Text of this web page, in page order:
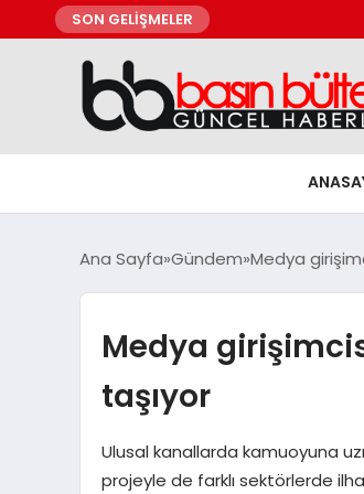
SON GELİŞMELER
Ana Sayfa Gündem Medya
Medya
taşıyor
Ulusal kanallarda kamuoyuna
projeyle de farklı sektörlerde